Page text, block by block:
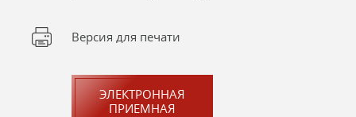
Версия для печати
ЭЛЕКТРОННАЯ
ПРИЕМНАЯ